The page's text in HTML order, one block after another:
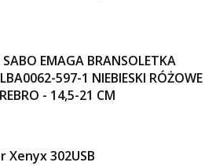
EMAGA BRANSOLETKA
597-1 NIEBIESKI RÓŻOWE
- 14,5-21 CM
Xenyx 302USB